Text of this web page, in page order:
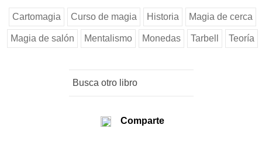
Cartomagia Curso de magia Historia Magia de cerca
Magia de salón Mentalismo Monedas Tarbell Teoría
Comparte